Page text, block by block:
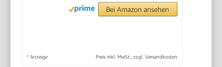
Bei Amazon ansehen
* Anzeige Preis inkl. MwSt., zzgl. Versandkosten